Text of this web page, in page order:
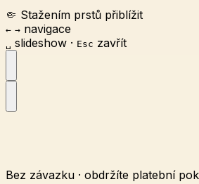
🤏 Stažením prstů přiblížit
← → navigace
␣ slideshow · Esc zavřít
Bez závazku · obdržíte platební